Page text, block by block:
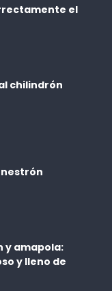
el
chilindrón
y amapola:
y lleno de